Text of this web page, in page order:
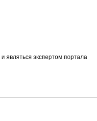
и являться экспертом портала